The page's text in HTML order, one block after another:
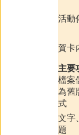
活動
賀卡
主要
檔案
為舊
式
文字
題